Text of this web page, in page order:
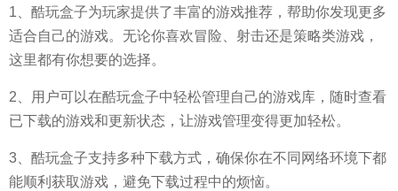
1、酷玩盒子为玩家提供了丰富的游戏推荐，帮助你发现更多
适合自己的游戏。无论你喜欢冒险、射击还是策略类游戏，
这里都有你想要的选择。
2、用户可以在酷玩盒子中轻松管理自己的游戏库，随时查看
已下载的游戏和更新状态，让游戏管理变得更加轻松。
3、酷玩盒子支持多种下载方式，确保你在不同网络环境下都
能顺利获取游戏，避免下载过程中的烦恼。